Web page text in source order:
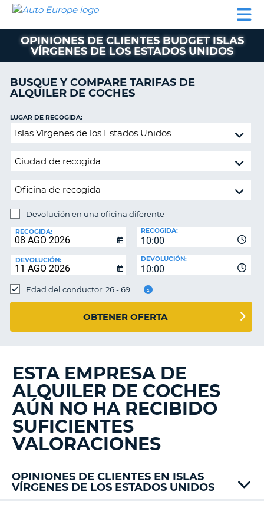
ALQUILER
COCHES
ALQUILER DE
AUTOCARAVANAS
AUTO
EUROPE
ALQUILER
COCHES
ALQUILER
AUTOCARAVANAS
COLABORADORES
AYUDA
MI
RESERVA
ESPAÑA
OPINIONES DE CLIENTES BUDGET ISLAS
VÍRGENES DE LOS ESTADOS UNIDOS
BUSQUE Y COMPARE TARIFAS DE
ALQUILER DE COCHES
Devolución
una
LUGAR DE RECOGIDA:
Devolución en una oficina diferente
DE
DEVOLUCIÓN:
RECOGIDA:
10:00
RECOGIDA:
DEVOLUCIÓN:
10:00
DEVOLUCIÓN:
Edad del conductor: 26 - 69
OBTENER OFERTA
ESTA EMPRESA DE
ALQUILER DE COCHES
AÚN NO HA RECIBIDO
SUFICIENTES
VALORACIONES
OPINIONES DE CLIENTES EN ISLAS
VÍRGENES DE LOS ESTADOS UNIDOS